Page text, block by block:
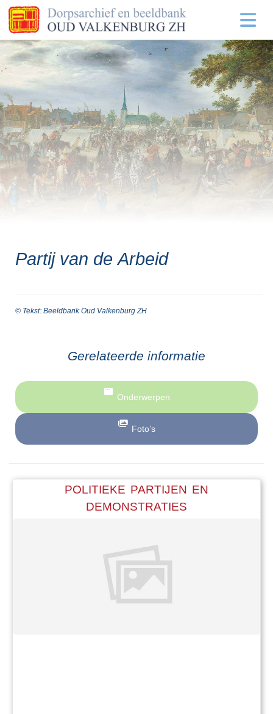
Partij van de Arbeid
© Tekst: Beeldbank Oud Valkenburg ZH
Gerelateerde informatie
Onderwerpen
Foto’s
POLITIEKE PARTIJEN EN
DEMONSTRATIES